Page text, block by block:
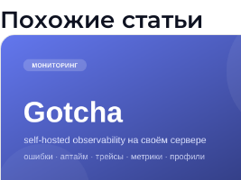
Похожие статьи